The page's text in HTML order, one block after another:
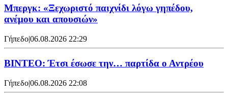
Μπεργκ: «Ξεχωριστό παιχνίδι λόγω γηπέδου,
ανέμου και απουσιών»
Γήπεδο|06.08.2026 22:29
ΒΙΝΤΕΟ: Έτσι έσωσε την… παρτίδα ο Αντρέου
Γήπεδο|06.08.2026 22:08